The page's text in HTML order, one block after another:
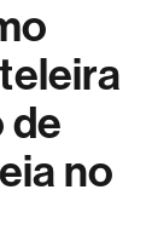
de
no